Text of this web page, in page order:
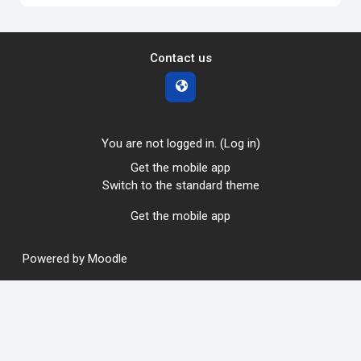
Contact us
You are not logged in. (Log in)
Get the mobile app
Switch to the standard theme
Get the mobile app
Powered by Moodle